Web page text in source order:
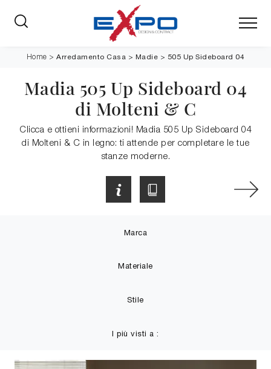
Home >Arredamento Casa > Madie > 505 Up Sideboard 04
Madia 505 Up Sideboard 04
di Molteni & C
Clicca e ottieni informazioni! Madia 505 Up Sideboard 04
di Molteni & C in legno: ti attende per completare le tue
stanze moderne.
Marca
Materiale
Stile
I più visti a :